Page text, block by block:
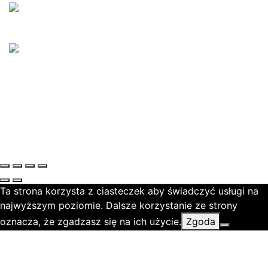
Ta strona korzysta z ciasteczek aby świadczyć usługi na
najwyższym poziomie. Dalsze korzystanie ze strony
oznacza, że zgadzasz się na ich użycie. Zgoda